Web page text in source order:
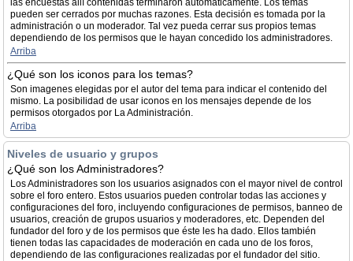
las encuestas allí contenidas terminaron automáticamente. Los temas
pueden ser cerrados por muchas razones. Esta decisión es tomada por la
administración o un moderador. Tal vez pueda cerrar sus propios temas
dependiendo de los permisos que le hayan concedido los administradores.
Arriba
¿Qué son los iconos para los temas?
Son imagenes elegidas por el autor del tema para indicar el contenido del
mismo. La posibilidad de usar iconos en los mensajes depende de los
permisos otorgados por La Administración.
Arriba
Niveles de usuario y grupos
¿Qué son los Administradores?
Los Administradores son los usuarios asignados con el mayor nivel de control
sobre el foro entero. Estos usuarios pueden controlar todas las acciones y
configuraciones del foro, incluyendo configuraciones de permisos, banneo de
usuarios, creación de grupos usuarios y moderadores, etc. Dependen del
fundador del foro y de los permisos que éste les ha dado. Ellos también
tienen todas las capacidades de moderación en cada uno de los foros,
dependiendo de las configuraciones realizadas por el fundador del sitio.